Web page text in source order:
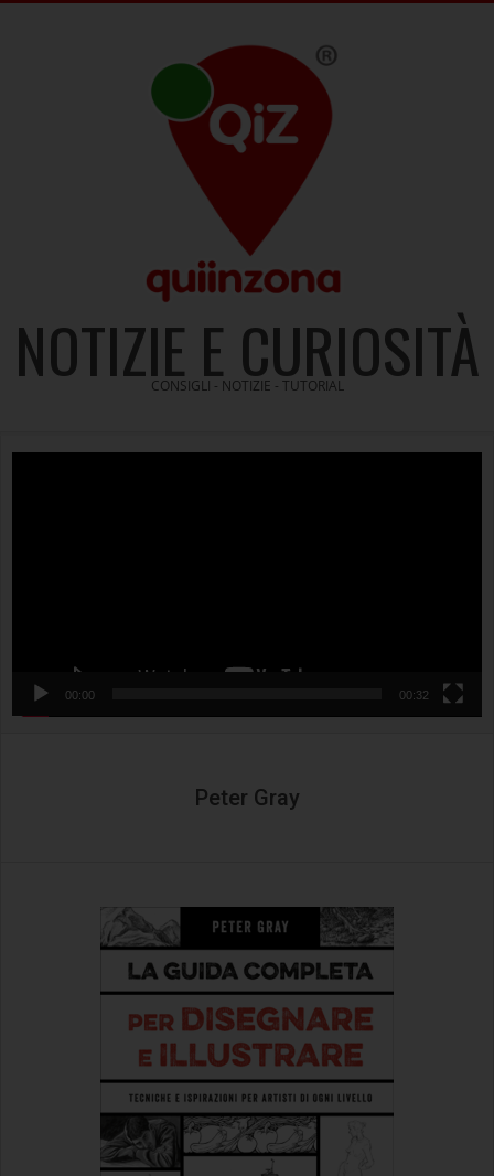
NOTIZIE E CURIOSITÀ
CONSIGLI - NOTIZIE - TUTORIAL
00:00 00:32
Peter Gray